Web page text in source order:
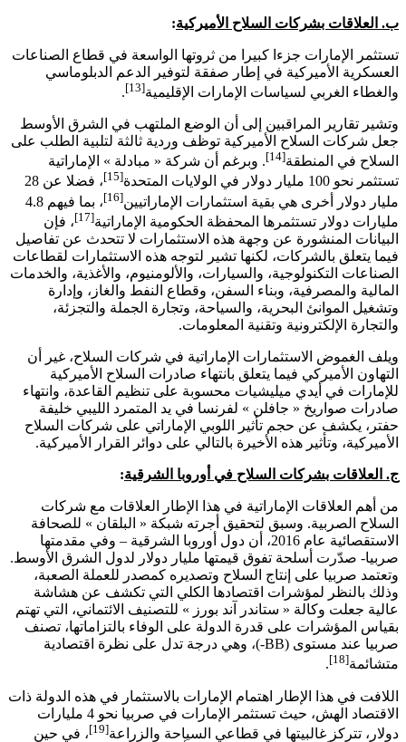
ب. العلاقات بشركات السلاح الأميركية:
تستثمر الإمارات جزءا كبيرا من ثروتها الواسعة في قطاع الصناعات
العسكرية الأميركية في إطار صفقة لتوفير الدعم الدبلوماسي
والغطاء الغربي لسياسات الإمارات الإقليمية[13]
.
وتشير تقارير المراقبين إلى أن الوضع الملتهب في الشرق الأوسط
جعل شركات السلاح الأميركية توظف وردية ثالثة لتلبية الطلب على
السلاح في المنطقة[14]. وبرغم أن شركة « مبادلة » الإماراتية
تستثمر نحو 100 مليار دولار في الولايات المتحدة
[15]
، فضلا عن 28
مليار دولار أخرى هي بقية استثمارات الإماراتيين[16]
، بما فيهم 4.8
مليارات دولار تستثمرها المحفظة الحكومية الإماراتية[17]، فإن
البيانات المنشورة عن وجهة هذه الاستثمارات لا تتحدث عن تفاصيل
فيما يتعلق بالشركات، لكنها تشير لتوجه هذه الاستثمارات لقطاعات
الصناعات التكنولوجية، والسيارات، والألومنيوم، والأغذية، والخدمات
المالية والمصرفية، وبناء السفن، وقطاع النفط والغاز، وإدارة
وتشغيل الموانئ البحرية، والسياحة، وتجارة الجملة والتجزئة،
والتجارة الإلكترونية وتقنية المعلومات.
ويلف الغموض الاستثمارات الإماراتية في شركات السلاح، غير أن
التهاون الأميركي فيما يتعلق بانتهاء صادرات السلاح الأميركية
للإمارات في أيدي ميليشيات محسوبة على تنظيم القاعدة، وانتهاء
صادرات صواريخ « جافلن » لفرنسا في يد المتمرد الليبي خليفة
حفتر، يكشف عن حجم تأثير اللوبي الإماراتي على شركات السلاح
الأميركية، وتأثير هذه الأخيرة بالتالي على دوائر القرار الأميركية.
ج. العلاقات بشركات السلاح في أوروبا الشرقية:
من أهم العلاقات الإماراتية في هذا الإطار العلاقات مع شركات
السلاح الصربية. وسبق لتحقيق أجرته شبكة « البلقان » للصحافة
الاستقصائية عام 2016، أن دول أوروبا الشرقية – وفي مقدمتها
صربيا- صدّرت أسلحة تفوق قيمتها مليار دولار لدول الشرق الأوسط.
وتعتمد صربيا على إنتاج السلاح وتصديره كمصدر للعملة الصعبة،
وذلك بالنظر لمؤشرات اقتصادها الكلي التي تكشف عن هشاشة
عالية جعلت وكالة « ستاندر آند بورز » للتصنيف الائتماني، التي تهتم
بقياس المؤشرات على قدرة الدولة على الوفاء بالتزاماتها، تصنف
صربيا عند مستوى (BB-)، وهي درجة تدل على نظرة اقتصادية
متشائمة[18]
.
اللافت في هذا الإطار اهتمام الإمارات بالاستثمار في هذه الدولة ذات
الاقتصاد الهش، حيث تستثمر الإمارات في صربيا نحو 4 مليارات
دولار، تتركز غالبيتها في قطاعي السياحة والزراعة[19]، في حين